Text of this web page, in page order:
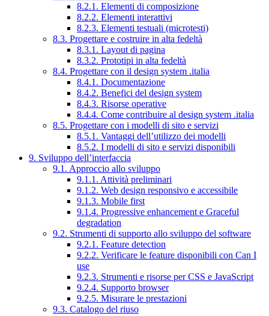
8.2.1. Elementi di composizione
8.2.2. Elementi interattivi
8.2.3. Elementi testuali (microtesti)
8.3. Progettare e costruire in alta fedeltà
8.3.1. Layout di pagina
8.3.2. Prototipi in alta fedeltà
8.4. Progettare con il design system .italia
8.4.1. Documentazione
8.4.2. Benefici del design system
8.4.3. Risorse operative
8.4.4. Come contribuire al design system .italia
8.5. Progettare con i modelli di sito e servizi
8.5.1. Vantaggi dell’utilizzo dei modelli
8.5.2. I modelli di sito e servizi disponibili
9. Sviluppo dell’interfaccia
9.1. Approccio allo sviluppo
9.1.1. Attività preliminari
9.1.2. Web design responsivo e accessibile
9.1.3. Mobile first
9.1.4. Progressive enhancement e Graceful
degradation
9.2. Strumenti di supporto allo sviluppo del software
9.2.1. Feature detection
9.2.2. Verificare le feature disponibili con Can I
use
9.2.3. Strumenti e risorse per CSS e JavaScript
9.2.4. Supporto browser
9.2.5. Misurare le prestazioni
9.3. Catalogo del riuso